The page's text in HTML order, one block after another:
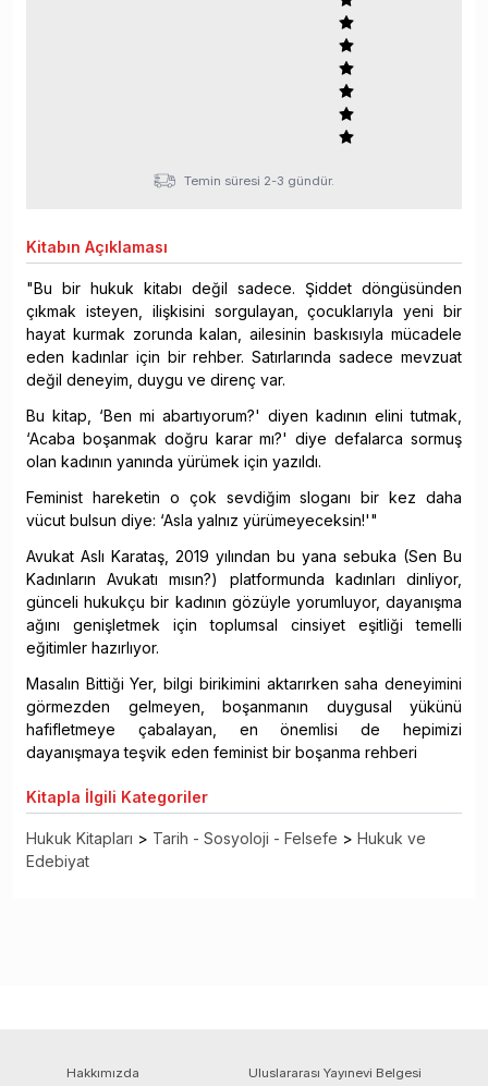
Temin süresi 2-3 gündür.
Kitabın Açıklaması
"Bu bir hukuk kitabı değil sadece. Şiddet döngüsünden
çıkmak isteyen, ilişkisini sorgulayan, çocuklarıyla yeni bir
hayat kurmak zorunda kalan, ailesinin baskısıyla mücadele
eden kadınlar için bir rehber. Satırlarında sadece mevzuat
değil deneyim, duygu ve direnç var.
Bu kitap, ‘Ben mi abartıyorum?' diyen kadının elini tutmak,
‘Acaba boşanmak doğru karar mı?' diye defalarca sormuş
olan kadının yanında yürümek için yazıldı.
Feminist hareketin o çok sevdiğim sloganı bir kez daha
vücut bulsun diye: ‘Asla yalnız yürümeyeceksin!'"
Avukat Aslı Karataş, 2019 yılından bu yana sebuka (Sen Bu
Kadınların Avukatı mısın?) platformunda kadınları dinliyor,
günceli hukukçu bir kadının gözüyle yorumluyor, dayanışma
ağını genişletmek için toplumsal cinsiyet eşitliği temelli
eğitimler hazırlıyor.
Masalın Bittiği Yer, bilgi birikimini aktarırken saha deneyimini
görmezden gelmeyen, boşanmanın duygusal yükünü
hafifletmeye çabalayan, en önemlisi de hepimizi
dayanışmaya teşvik eden feminist bir boşanma rehberi
Kitapla İlgili Kategoriler
Hukuk Kitapları > Tarih - Sosyoloji - Felsefe > Hukuk ve
Edebiyat
Hakkımızda Uluslararası Yayınevi Belgesi